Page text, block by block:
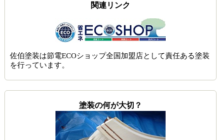
関連リンク
佐伯塗装は節電ECOショップ全国加盟店として責任ある塗装
を行っています。
塗装の何が大切？